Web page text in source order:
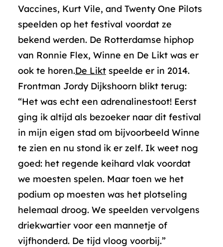
Vaccines, Kurt Vile, and Twenty One Pilots
speelden op het festival voordat ze
bekend werden. De Rotterdamse hiphop
van Ronnie Flex, Winne en De Likt was er
ook te horen.De Likt speelde er in 2014.
Frontman Jordy Dijkshoorn blikt terug:
“Het was echt een adrenalinestoot! Eerst
ging ik altijd als bezoeker naar dit festival
in mijn eigen stad om bijvoorbeeld Winne
te zien en nu stond ik er zelf. Ik weet nog
goed: het regende keihard vlak voordat
we moesten spelen. Maar toen we het
podium op moesten was het plotseling
helemaal droog. We speelden vervolgens
driekwartier voor een mannetje of
vijfhonderd. De tijd vloog voorbij.”